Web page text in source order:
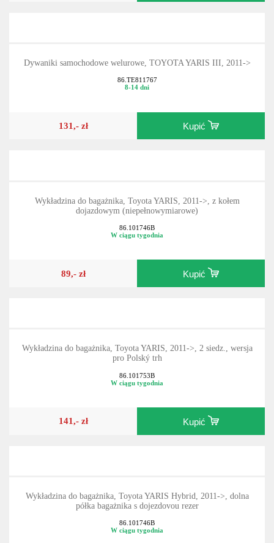
Dywaniki samochodowe welurowe, TOYOTA YARIS III, 2011->
86.TE811767
8-14 dni
131,- zł Kupić
Wykładzina do bagażnika, Toyota YARIS, 2011->, z kołem
dojazdowym (niepełnowymiarowe)
86.101746B
W ciągu tygodnia
89,- zł Kupić
Wykładzina do bagażnika, Toyota YARIS, 2011->, 2 siedz., wersja
pro Polský trh
86.101753B
W ciągu tygodnia
141,- zł Kupić
Wykładzina do bagażnika, Toyota YARIS Hybrid, 2011->, dolna
półka bagażnika s dojezdovou rezer
86.101746B
W ciągu tygodnia